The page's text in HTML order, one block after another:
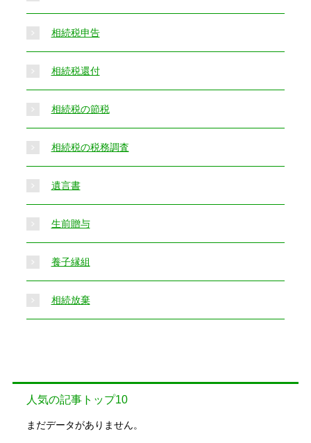
相続税申告
相続税還付
相続税の節税
相続税の税務調査
遺言書
生前贈与
養子縁組
相続放棄
人気の記事トップ10
まだデータがありません。